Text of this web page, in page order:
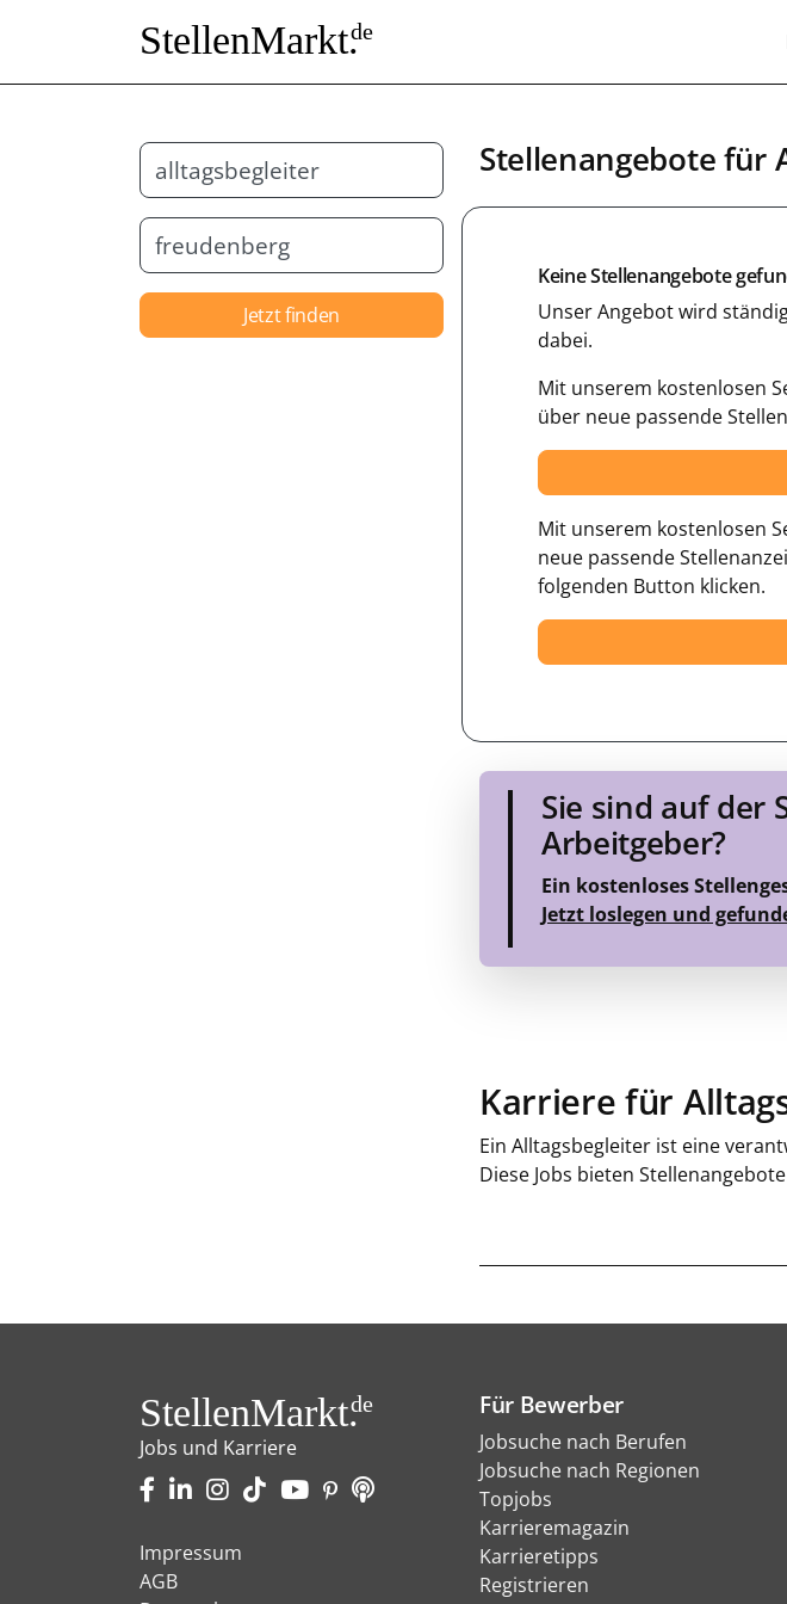
StellenMarkt.de
Jetzt finden
Stellenangebote für
Keine Stellenangebote
Unser Angebot wird
dabei.
Mit unserem kostenlosen
über neue passende
Mit unserem kostenlosen
neue passende
folgenden Button klicken.
Sie sind auf der
Arbeitgeber?
Ein kostenloses
Jetzt loslegen und
Karriere für
Ein Alltagsbegleiter ist eine
Diese Jobs bieten
StellenMarkt.de
Jobs und Karriere
Impressum
AGB
Für Bewerber
Jobsuche nach Berufen
Jobsuche nach Regionen
Topjobs
Karrieremagazin
Karrieretipps
Registrieren